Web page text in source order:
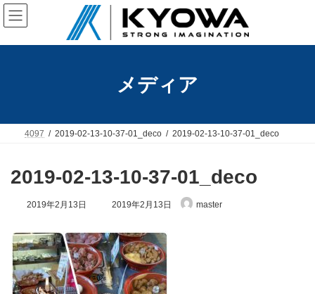
コ
ン
テ
ン
ナ
ビ
ゲ
ー
メディア
4097 2019-02-13-10-37-01_deco 2019-02-13-10-37-01_deco
2019-02-13-10-37-01_deco
2019年2月13日
最
新
日
時
:
2019年2月13日 master